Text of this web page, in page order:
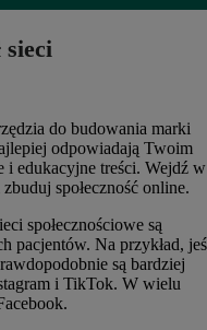
sieci
do budowania marki
odpowiadają Twoim
i edukacyjne treści. Wejdź w
społeczność online.
społecznościowe są
pacjentów. Na przykład,
są bardziej
i TikTok. W wielu